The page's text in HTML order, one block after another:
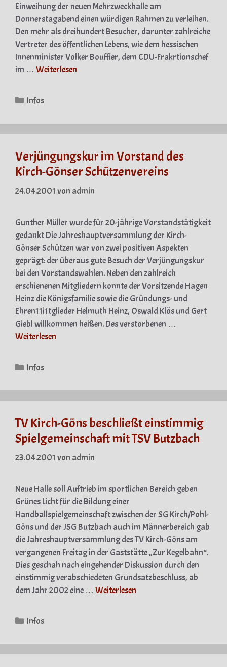
Einweihung der neuen Mehrzweckhalle am
Donnerstagabend einen würdigen Rahmen zu verleihen.
Den mehr als dreihundert Besucher, darunter zahlreiche
Vertreter des öffentlichen Lebens, wie dem hessischen
Innenminister Volker Bouffier, dem CDU-Frakrtionschef
im … Weiterlesen
Kategorien
Infos
Verjüngungskur im Vorstand des
Kirch-Gönser Schützenvereins
24.04.2001 von admin
Gunther Müller wurde für 20-jährige Vorstandstätigkeit
gedankt Die Jahreshauptversammlung der Kirch-
Gönser Schützen war von zwei positiven Aspekten
geprägt: der überaus gute Besuch der Verjüngungskur
bei den Vorstandswahlen. Neben den zahlreich
erschienenen Mitgliedern konnte der Vorsitzende Hagen
Heinz die Königsfamilie sowie die Gründungs- und
Ehren11i1tglieder Helmuth Heinz, Oswald Klös und Gert
Giebl willkommen heißen. Des verstorbenen …
Weiterlesen
Kategorien
Infos
TV Kirch-Göns beschließt einstimmig
Spielgemeinschaft mit TSV Butzbach
23.04.2001 von admin
Neue Halle soll Auftrieb im sportlichen Bereich geben
Grünes Licht für die Bildung einer
Handballspielgemeinschaft zwischen der SG Kirch/Pohl-
Göns und der JSG Butzbach auch im Männerbereich gab
die Jahreshauptversammlung des TV Kirch-Göns am
vergangenen Freitag in der Gaststätte „Zur Kegelbahn“.
Dies geschah nach eingehender Diskussion durch den
einstimmig verabschiedeten Grundsatzbeschluss, ab
dem Jahr 2002 eine … Weiterlesen
Kategorien
Infos